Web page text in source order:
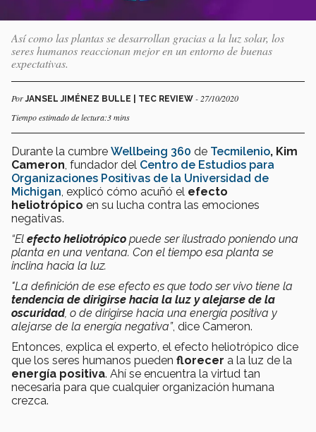
Así como las plantas se desarrollan gracias a la luz solar, los
seres humanos reaccionan mejor en un entorno de buenas
expectativas.
PorJANSEL JIMÉNEZ BULLE | TEC REVIEW - 27/10/2020
Tiempo estimado de lectura:3 mins
Durante la cumbre Wellbeing 360 de Tecmilenio, Kim
Cameron , fundador del Centro de Estudios para
Organizaciones Positivas de la Universidad de
Michigan , explicó cómo acuñó el efecto
heliotrópico en su lucha contra las emociones
negativas.
“El efecto heliotrópico puede ser ilustrado poniendo una
planta en una ventana. Con el tiempo esa planta se
inclina hacia la luz.
"La definición de ese efecto es que todo ser vivo tiene la
tendencia de dirigirse hacia la luz y alejarse de la
oscuridad, o de dirigirse hacia una energía positiva y
alejarse de la energía negativa”, dice Cameron.
Entonces, explica el experto, el efecto heliotrópico dice
que los seres humanos pueden florecer a la luz de la
energía positiva. Ahí se encuentra la virtud tan
necesaria para que cualquier organización humana
crezca.